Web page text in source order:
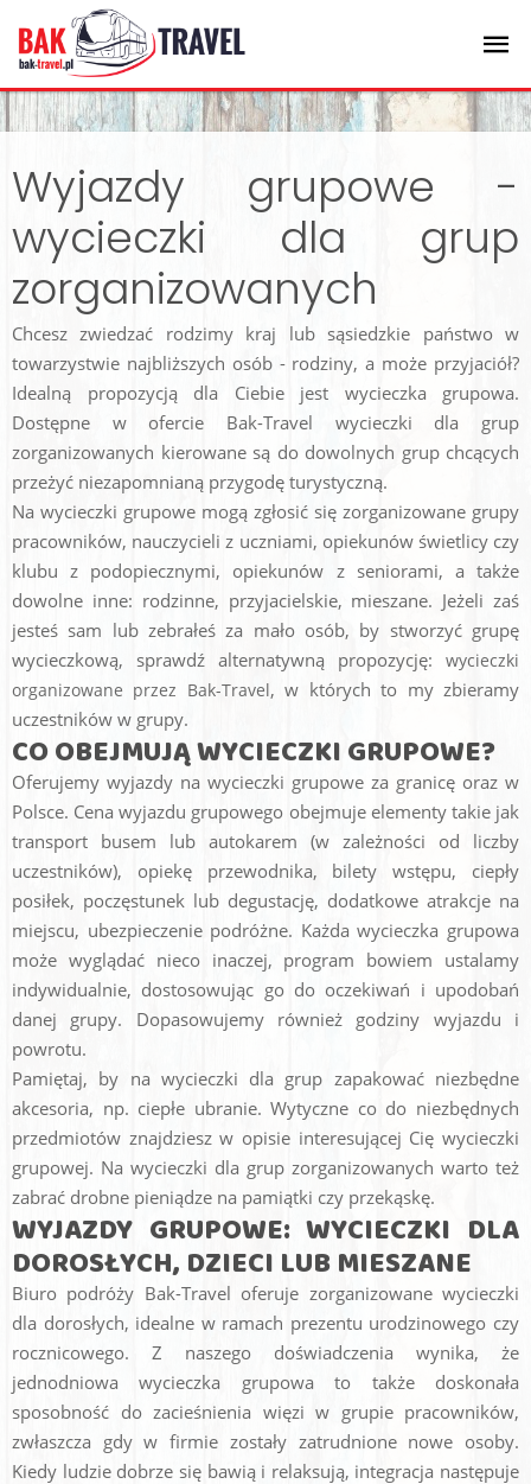
Wyjazdy grupowe -
wycieczki dla grup
zorganizowanych
Chcesz zwiedzać rodzimy kraj lub sąsiedzkie państwo w
towarzystwie najbliższych osób - rodziny, a może przyjaciół?
Idealną propozycją dla Ciebie jest wycieczka grupowa.
Dostępne w ofercie Bak-Travel wycieczki dla grup
zorganizowanych kierowane są do dowolnych grup chcących
przeżyć niezapomnianą przygodę turystyczną.
Na wycieczki grupowe mogą zgłosić się zorganizowane grupy
pracowników, nauczycieli z uczniami, opiekunów świetlicy czy
klubu z podopiecznymi, opiekunów z seniorami, a także
dowolne inne: rodzinne, przyjacielskie, mieszane. Jeżeli zaś
jesteś sam lub zebrałeś za mało osób, by stworzyć grupę
wycieczkową, sprawdź alternatywną propozycję: wycieczki
organizowane przez Bak-Travel, w których to my zbieramy
uczestników w grupy.
CO OBEJMUJĄ WYCIECZKI GRUPOWE?
Oferujemy wyjazdy na wycieczki grupowe za granicę oraz w
Polsce. Cena wyjazdu grupowego obejmuje elementy takie jak
transport busem lub autokarem (w zależności od liczby
uczestników), opiekę przewodnika, bilety wstępu, ciepły
posiłek, poczęstunek lub degustację, dodatkowe atrakcje na
miejscu, ubezpieczenie podróżne. Każda wycieczka grupowa
może wyglądać nieco inaczej, program bowiem ustalamy
indywidualnie, dostosowując go do oczekiwań i upodobań
danej grupy. Dopasowujemy również godziny wyjazdu i
powrotu.
Pamiętaj, by na wycieczki dla grup zapakować niezbędne
akcesoria, np. ciepłe ubranie. Wytyczne co do niezbędnych
przedmiotów znajdziesz w opisie interesującej Cię wycieczki
grupowej. Na wycieczki dla grup zorganizowanych warto też
zabrać drobne pieniądze na pamiątki czy przekąskę.
WYJAZDY GRUPOWE: WYCIECZKI DLA
DOROSŁYCH, DZIECI LUB MIESZANE
Biuro podróży Bak-Travel oferuje zorganizowane wycieczki
dla dorosłych, idealne w ramach prezentu urodzinowego czy
rocznicowego. Z naszego doświadczenia wynika, że
jednodniowa wycieczka grupowa to także doskonała
sposobność do zacieśnienia więzi w grupie pracowników,
zwłaszcza gdy w firmie zostały zatrudnione nowe osoby.
Kiedy ludzie dobrze się bawią i relaksują, integracja następuje